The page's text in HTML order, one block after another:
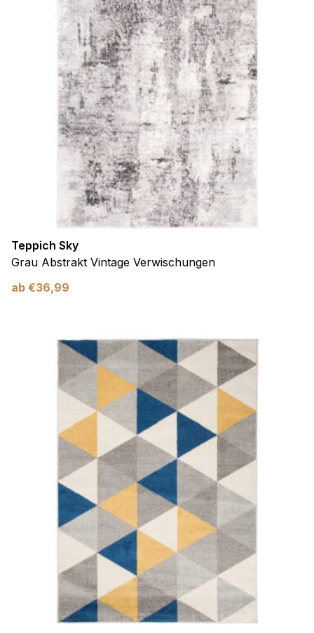
Teppich Sky
Grau Abstrakt Vintage Verwischungen
ab €36,99
Präferenzen
Präferenz-Cookies ermöglichen es einer Website,
Informationen zu speichern, die die Art und Weise ändern,
wie die Website aussieht oder funktioniert, wie zum Beispiel
Ihre bevorzugte Sprache oder die Region, in der Sie sich
Statistik
Statistik-Cookies helfen Website-Betreibern zu verstehen,
wie sich verschiedene Benutzer auf der Website verhalten,
indem sie anonyme Informationen sammeln und melden.
Marketing
Marketing-Cookies werden verwendet, um Benutzer über
Websites hinweg zu verfolgen. Das Ziel ist es, Anzeigen
anzuzeigen, die für den einzelnen Benutzer relevant und
Nicht kategorisiert.
Andere nicht kategorisierte Cookies sind solche, die
analysiert werden und noch keiner Kategorie zugeordnet
Alle ablehnen
Meine Einstellungen speichern
Alle akzeptieren